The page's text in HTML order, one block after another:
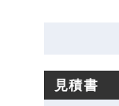
見積書